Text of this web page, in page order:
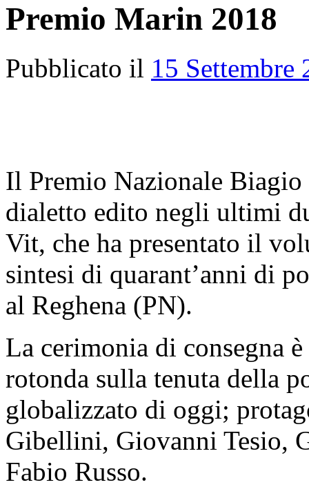
Premio Marin 2018
Pubblicato il 15 Settembre
Il Premio Nazionale
dialetto edito negli ultimi
Vit, che ha presentato il
sintesi di quarant’anni di
al Reghena (PN).
La cerimonia di consegna
rotonda sulla tenuta della
globalizzato di oggi;
Gibellini, Giovanni Tesio,
Fabio Russo.